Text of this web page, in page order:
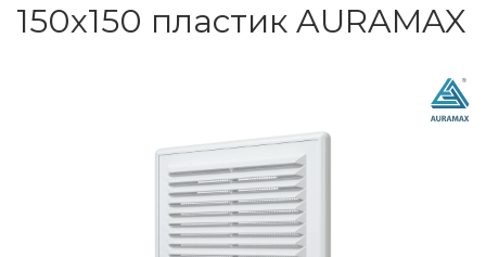
150х150 пластик AURAMAX